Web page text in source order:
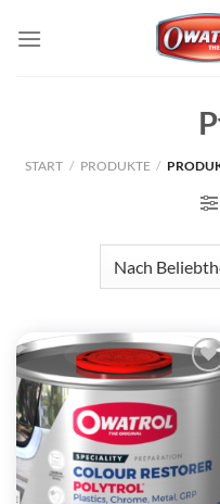
Inhalt
START / PRODUKTE /
Wunschliste
hinzufügen